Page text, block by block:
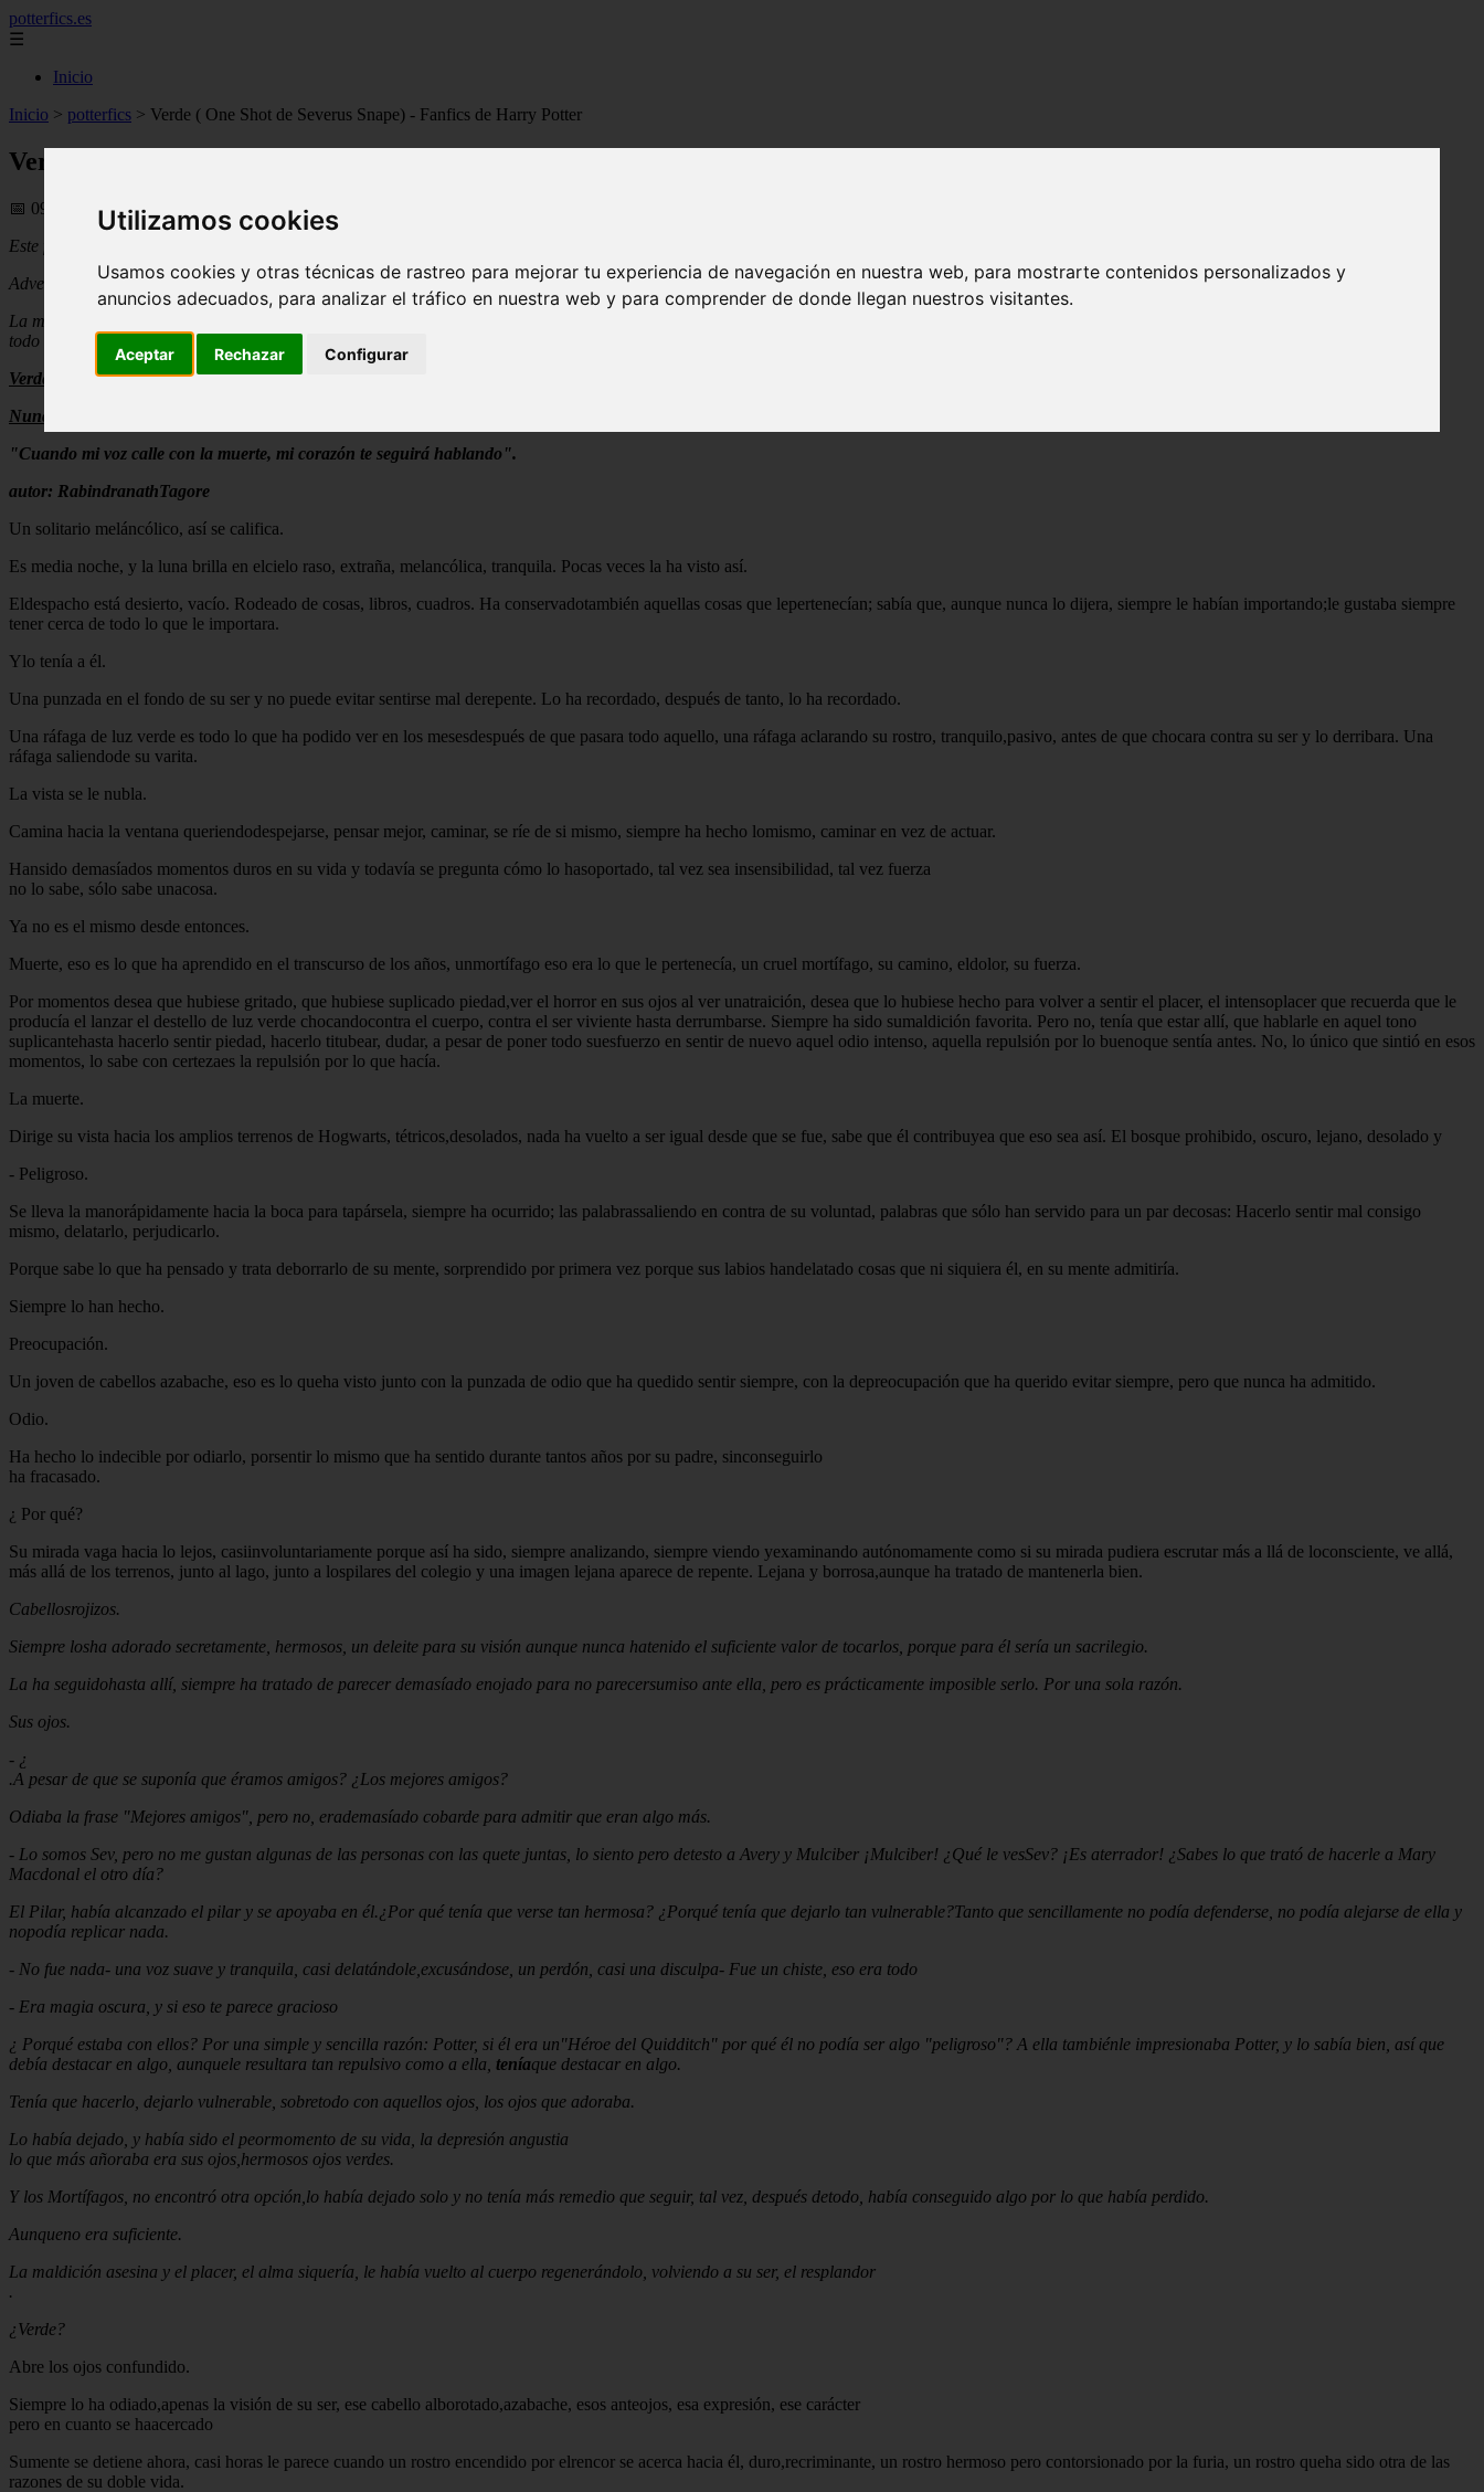
Utilizamos cookies
Usamos cookies y otras técnicas de rastreo para mejorar tu experiencia de navegación en nuestra web, para mostrarte contenidos personalizados y
anuncios adecuados, para analizar el tráfico en nuestra web y para comprender de donde llegan nuestros visitantes.
Aceptar Rechazar Configurar
potterfics.es
☰
Inicio
Inicio > potterfics > Verde ( One Shot de Severus Snape) - Fanfics de Harry Potter
Verde ( One Shot de Severus Snape) - Fanfics de Harry Potter
📅 09/08/2025
Este fic està dedicado a:...a...bueno, a nadie en especial,XD nadie me pidiò un Severus asì que....este fic està especialmente dedicado a: Severus Snape.
Advertencia: Spoilers (adelantos) del Sèptimo libro.
La maldición asesina, el odio que nopuede sentir hacia Potter, el amor
todo tiene una sola explicación para Severus Snape.
Verde
Nunca desaparecerá
"Cuando mi voz calle con la muerte, mi corazón te seguirá hablando".
autor: RabindranathTagore
Un solitario meláncólico, así se califica.
Es media noche, y la luna brilla en elcielo raso, extraña, melancólica, tranquila. Pocas veces la ha visto así.
Eldespacho está desierto, vacío. Rodeado de cosas, libros, cuadros. Ha conservadotambién aquellas cosas que lepertenecían; sabía que, aunque nunca lo dijera, siempre le habían importando;le gustaba siempre
tener cerca de todo lo que le importara.
Ylo tenía a él.
Una punzada en el fondo de su ser y no puede evitar sentirse mal derepente. Lo ha recordado, después de tanto, lo ha recordado.
Una ráfaga de luz verde es todo lo que ha podido ver en los mesesdespués de que pasara todo aquello, una ráfaga aclarando su rostro, tranquilo,pasivo, antes de que chocara contra su ser y lo derribara. Una
ráfaga saliendode su varita.
La vista se le nubla.
Camina hacia la ventana queriendodespejarse, pensar mejor, caminar, se ríe de si mismo, siempre ha hecho lomismo, caminar en vez de actuar.
Hansido demasíados momentos duros en su vida y todavía se pregunta cómo lo hasoportado, tal vez sea insensibilidad, tal vez fuerza
no lo sabe, sólo sabe unacosa.
Ya no es el mismo desde entonces.
Muerte, eso es lo que ha aprendido en el transcurso de los años, unmortífago eso era lo que le pertenecía, un cruel mortífago, su camino, eldolor, su fuerza.
Por momentos desea que hubiese gritado, que hubiese suplicado piedad,ver el horror en sus ojos al ver unatraición, desea que lo hubiese hecho para volver a sentir el placer, el intensoplacer que recuerda que le
producía el lanzar el destello de luz verde chocandocontra el cuerpo, contra el ser viviente hasta derrumbarse. Siempre ha sido sumaldición favorita. Pero no, tenía que estar allí, que hablarle en aquel tono
suplicantehasta hacerlo sentir piedad, hacerlo titubear, dudar, a pesar de poner todo suesfuerzo en sentir de nuevo aquel odio intenso, aquella repulsión por lo buenoque sentía antes. No, lo único que sintió en esos
momentos, lo sabe con certezaes la repulsión por lo que hacía.
La muerte.
Dirige su vista hacia los amplios terrenos de Hogwarts, tétricos,desolados, nada ha vuelto a ser igual desde que se fue, sabe que él contribuyea que eso sea así. El bosque prohibido, oscuro, lejano, desolado y
- Peligroso.
Se lleva la manorápidamente hacia la boca para tapársela, siempre ha ocurrido; las palabrassaliendo en contra de su voluntad, palabras que sólo han servido para un par decosas: Hacerlo sentir mal consigo
mismo, delatarlo, perjudicarlo.
Porque sabe lo que ha pensado y trata deborrarlo de su mente, sorprendido por primera vez porque sus labios handelatado cosas que ni siquiera él, en su mente admitiría.
Siempre lo han hecho.
Preocupación.
Un joven de cabellos azabache, eso es lo queha visto junto con la punzada de odio que ha quedido sentir siempre, con la depreocupación que ha querido evitar siempre, pero que nunca ha admitido.
Odio.
Ha hecho lo indecible por odiarlo, porsentir lo mismo que ha sentido durante tantos años por su padre, sinconseguirlo
ha fracasado.
¿ Por qué?
Su mirada vaga hacia lo lejos, casiinvoluntariamente porque así ha sido, siempre analizando, siempre viendo yexaminando autónomamente como si su mirada pudiera escrutar más a llá de loconsciente, ve allá,
más allá de los terrenos, junto al lago, junto a lospilares del colegio y una imagen lejana aparece de repente. Lejana y borrosa,aunque ha tratado de mantenerla bien.
Cabellosrojizos.
Siempre losha adorado secretamente, hermosos, un deleite para su visión aunque nunca hatenido el suficiente valor de tocarlos, porque para él sería un sacrilegio.
La ha seguidohasta allí, siempre ha tratado de parecer demasíado enojado para no parecersumiso ante ella, pero es prácticamente imposible serlo. Por una sola razón.
Sus ojos.
- ¿
.A pesar de que se suponía que éramos amigos? ¿Los mejores amigos?
Odiaba la frase "Mejores amigos", pero no, erademasíado cobarde para admitir que eran algo más.
- Lo somos Sev, pero no me gustan algunas de las personas con las quete juntas, lo siento pero detesto a Avery y Mulciber ¡Mulciber! ¿Qué le vesSev? ¡Es aterrador! ¿Sabes lo que trató de hacerle a Mary
Macdonal el otro día?
El Pilar, había alcanzado el pilar y se apoyaba en él.¿Por qué tenía que verse tan hermosa? ¿Porqué tenía que dejarlo tan vulnerable?Tanto que sencillamente no podía defenderse, no podía alejarse de ella y
nopodía replicar nada.
- No fue nada- una voz suave y tranquila, casi delatándole,excusándose, un perdón, casi una disculpa- Fue un chiste, eso era todo
- Era magia oscura, y si eso te parece gracioso
¿ Porqué estaba con ellos? Por una simple y sencilla razón: Potter, si él era un"Héroe del Quidditch" por qué él no podía ser algo "peligroso"? A ella tambiénle impresionaba Potter, y lo sabía bien, así que
debía destacar en algo, aunquele resultara tan repulsivo como a ella, teníaque destacar en algo.
Tenía que hacerlo, dejarlo vulnerable, sobretodo con aquellos ojos, los ojos que adoraba.
Lo había dejado, y había sido el peormomento de su vida, la depresión angustia
lo que más añoraba era sus ojos,hermosos ojos verdes.
Y los Mortífagos, no encontró otra opción,lo había dejado solo y no tenía más remedio que seguir, tal vez, después detodo, había conseguido algo por lo que había perdido.
Aunqueno era suficiente.
La maldición asesina y el placer, el alma siquería, le había vuelto al cuerpo regenerándolo, volviendo a su ser, el resplandor
.
¿Verde?
Abre los ojos confundido.
Siempre lo ha odiado,apenas la visión de su ser, ese cabello alborotado,azabache, esos anteojos, esa expresión, ese carácter
pero en cuanto se haacercado
Sumente se detiene ahora, casi horas le parece cuando un rostro encendido por elrencor se acerca hacia él, duro,recriminante, un rostro hermoso pero contorsionado por la furia, un rostro queha sido otra de las
razones de su doble vida.